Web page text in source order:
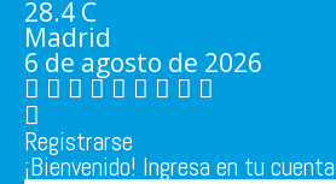
28.4 C
Madrid
6 de agosto de 2026
Registrarse
¡Bienvenido! Ingresa en tu cuenta